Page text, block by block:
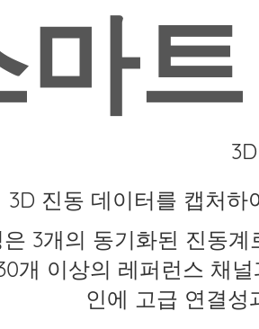
마
3D 진동 데이터를 캡처
은 3개의 동기화된 진동
개 이상의 레퍼런스 채
인에 고급 연결성